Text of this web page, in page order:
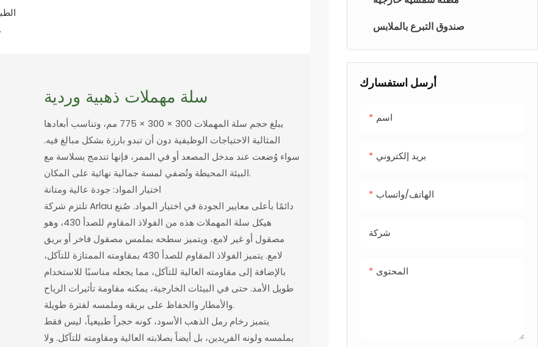
الجمالي للمنتج فحسب، بل يجعله أيضاً تحفة فنية في ردهة الفندق.
سلة مهملات ذهبية وردية
يبلغ حجم سلة المهملات 300 × 300 × 775 مم، وتناسب أبعادها
المثالية الاحتياجات الوظيفية دون أن تبدو بارزة بشكل مبالغ فيه.
سواء وُضعت عند مدخل المصعد أو في الممر، فإنها تندمج بسلاسة مع
البيئة المحيطة وتُضفي لمسة جمالية نهائية على المكان.
اختيار المواد: جودة عالية ومتانة
تلتزم شركة Arlau دائمًا بأعلى معايير الجودة في اختيار المواد. صُنع
هيكل سلة المهملات هذه من الفولاذ المقاوم للصدأ 430، وهو
مصقول أو غير لامع، ويتميز سطحه بملمس مصقول فاخر أو بريق
لامع. يتميز الفولاذ المقاوم للصدأ 430 بمقاومته الممتازة للتآكل،
بالإضافة إلى مقاومته العالية للتآكل، مما يجعله مناسبًا للاستخدام
طويل الأمد. حتى في البيئات الخارجية، يمكنه مقاومة تأثيرات الرياح
والأمطار والحفاظ على بريقه وملمسه لفترة طويلة.
يتميز رخام رمل الذهب الأسود، كونه حجراً طبيعياً، ليس فقط
بملمسه ولونه الفريدين، بل أيضاً بصلابته العالية ومقاومته للتآكل. ولا
صندوق التبرع بالملابس
أرسل استفسارك
اسم
بريد إلكتروني
الهاتف/واتساب
شركة
المحتوى